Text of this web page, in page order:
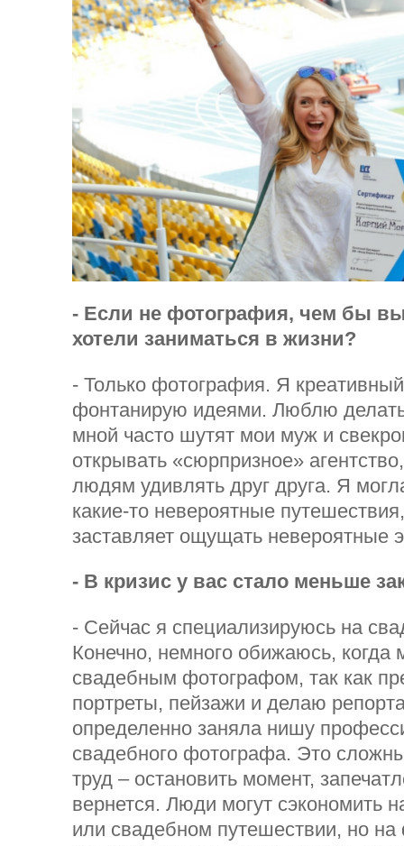
- Если не фотография, чем бы
хотели заниматься в жизни?
- Только фотография. Я
фонтанирую идеями. Люблю
мной часто шутят мои муж и
открывать «сюрпризное»
людям удивлять друг друга. Я
какие-то невероятные
заставляет ощущать невероятные
- В кризис у вас стало меньше
- Сейчас я специализируюсь на
Конечно, немного обижаюсь, когда
свадебным фотографом, так как
портреты, пейзажи и делаю
определенно заняла нишу
свадебного фотографа. Это
труд – остановить момент,
вернется. Люди могут сэкономить
или свадебном путешествии, но на